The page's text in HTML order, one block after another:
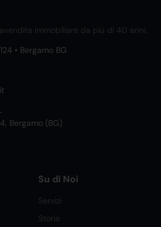
immobiliare da più di 40 anni.
• Bergamo BG
Bergamo (BG)
Su di Noi
Servizi
Storia